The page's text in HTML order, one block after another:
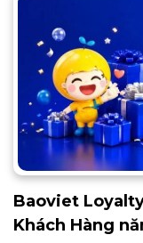
Baoviet
Khách Hàng